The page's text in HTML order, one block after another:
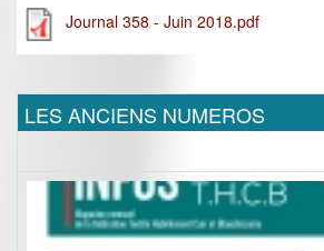
Journal 358 - Juin 2018.pdf
LES ANCIENS NUMEROS